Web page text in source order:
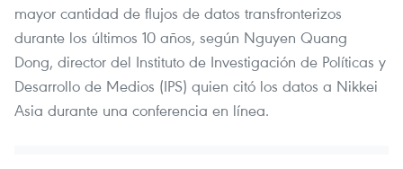
mayor cantidad de flujos de datos transfronterizos
durante los últimos 10 años, según Nguyen Quang
Dong, director del Instituto de Investigación de Políticas y
Desarrollo de Medios (IPS) quien citó los datos a Nikkei
Asia durante una conferencia en línea.